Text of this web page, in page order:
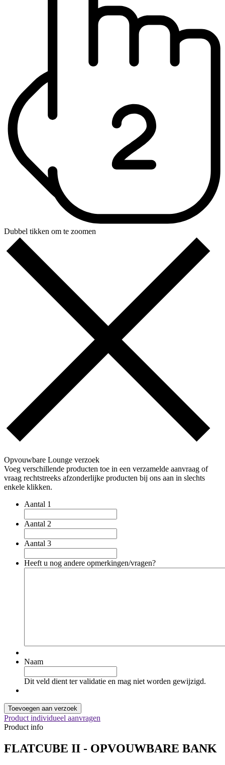
Dubbel tikken om te zoomen
Opvouwbare Lounge verzoek
Voeg verschillende producten toe in een verzamelde aanvraag of
vraag rechtstreeks afzonderlijke producten bij ons aan in slechts
enkele klikken.
Aantal 1
Aantal 2
Aantal 3
Heeft u nog andere opmerkingen/vragen?
Naam
Dit veld dient ter validatie en mag niet worden gewijzigd.
Toevoegen aan verzoek
Product individueel aanvragen
Product info
FLATCUBE II - OPVOUWBARE BANK